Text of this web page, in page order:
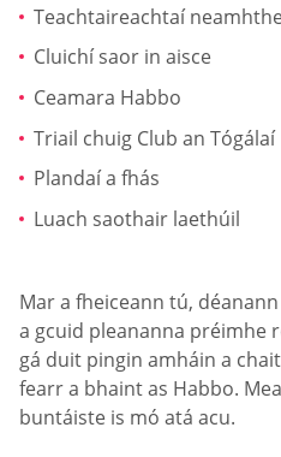
Teachtaireachtaí
Cluichí saor in aisce
Ceamara Habbo
Triail chuig Club an Tógálaí
Plandaí a fhás
Luach saothair laethúil
Mar a fheiceann tú,
a gcuid pleananna préimhe
gá duit pingin amháin a
fearr a bhaint as Habbo.
buntáiste is mó atá acu.